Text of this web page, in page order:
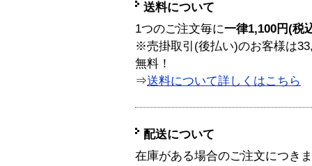
送料について
1つのご注文毎に一律1,100円(税
※売掛取引(後払い)のお客様は
無料！
⇒送料について詳しくはこちら
配送について
在庫がある場合のご注文につき